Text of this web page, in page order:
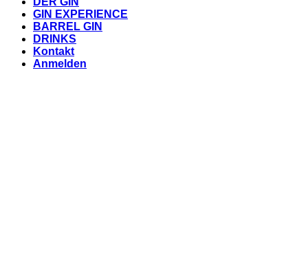
GIN EXPERIENCE
BARREL GIN
DRINKS
Kontakt
Anmelden